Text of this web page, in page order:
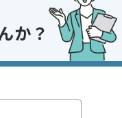
ずはお気軽にご相談ください！
か？